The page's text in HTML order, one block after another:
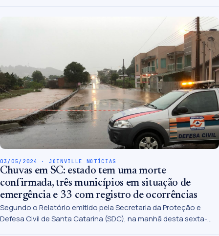
Joinville tem em estoque cerca de 70 mil doses do imunizante.
03/05/2024 · JOINVILLE NOTÍCIAS
Chuvas em SC: estado tem uma morte
confirmada, três municípios em situação de
emergência e 33 com registro de ocorrências
Segundo o Relatório emitido pela Secretaria da Proteção e
Defesa Civil de Santa Catarina (SDC), na manhã desta sexta-